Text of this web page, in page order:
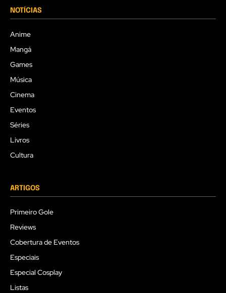
NOTÍCIAS
Anime
Mangá
Games
Música
Cinema
Eventos
Séries
Livros
Cultura
ARTIGOS
Primeiro Gole
Reviews
Cobertura de Eventos
Especiais
Especial Cosplay
Listas